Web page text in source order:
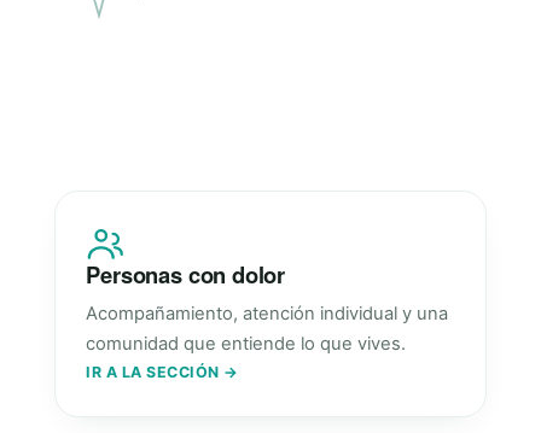
Personas con dolor
Acompañamiento, atención individual y una
comunidad que entiende lo que vives.
IR A LA SECCIÓN →